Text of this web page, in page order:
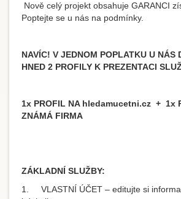
Nově celý projekt obsahuje GARANCI
Poptejte se u nás na podmínky.
NAVÍC! V JEDNOM POPLATKU U NÁS
HNED 2 PROFILY K PREZENTACI
1x PROFIL NA hledamucetni.cz + 1x
ZNÁMÁ FIRMA
ZÁKLADNÍ SLUŽBY:
1. VLASTNÍ ÚČET – editujte si